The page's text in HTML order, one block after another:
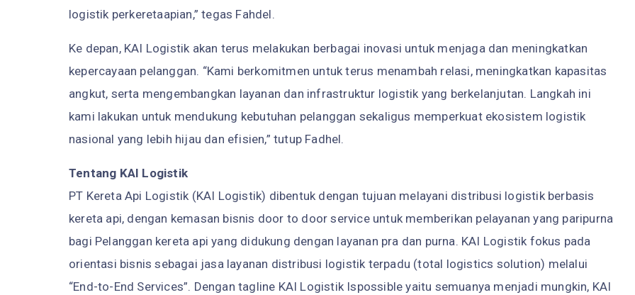
logistik perkeretaapian,” tegas Fahdel.
Ke depan, KAI Logistik akan terus melakukan berbagai inovasi untuk menjaga dan meningkatkan
kepercayaan pelanggan. “Kami berkomitmen untuk terus menambah relasi, meningkatkan kapasitas
angkut, serta mengembangkan layanan dan infrastruktur logistik yang berkelanjutan. Langkah ini
kami lakukan untuk mendukung kebutuhan pelanggan sekaligus memperkuat ekosistem logistik
nasional yang lebih hijau dan efisien,” tutup Fadhel.
Tentang KAI Logistik
PT Kereta Api Logistik (KAI Logistik) dibentuk dengan tujuan melayani distribusi logistik berbasis
kereta api, dengan kemasan bisnis door to door service untuk memberikan pelayanan yang paripurna
bagi Pelanggan kereta api yang didukung dengan layanan pra dan purna. KAI Logistik fokus pada
orientasi bisnis sebagai jasa layanan distribusi logistik terpadu (total logistics solution) melalui
“End-to-End Services”. Dengan tagline KAI Logistik Ispossible yaitu semuanya menjadi mungkin, KAI